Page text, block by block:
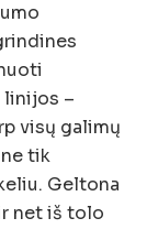
linijos –
visų galimų
tik
Geltona
net iš tolo